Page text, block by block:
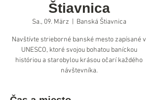
Štiavnica
Sa., 09. März Banská Štiavnica
Navštívte strieborné banské mesto zapísané v
UNESCO, ktoré svojou bohatou baníckou
históriou a starobylou krásou očarí každého
návštevníka.